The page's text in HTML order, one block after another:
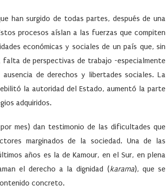
han surgido de todas partes, después de una
procesos aíslan a las fuerzas que compiten
económicas y sociales de un país que, sin
de perspectivas de trabajo -especialmente
de derechos y libertades sociales. La
la autoridad del Estado, aumentó la parte
adquiridos.
mes) dan testimonio de las dificultades que
marginados de la sociedad. Una de las
años es la de Kamour, en el Sur, en plena
el derecho a la dignidad (karama), que se
concreto.